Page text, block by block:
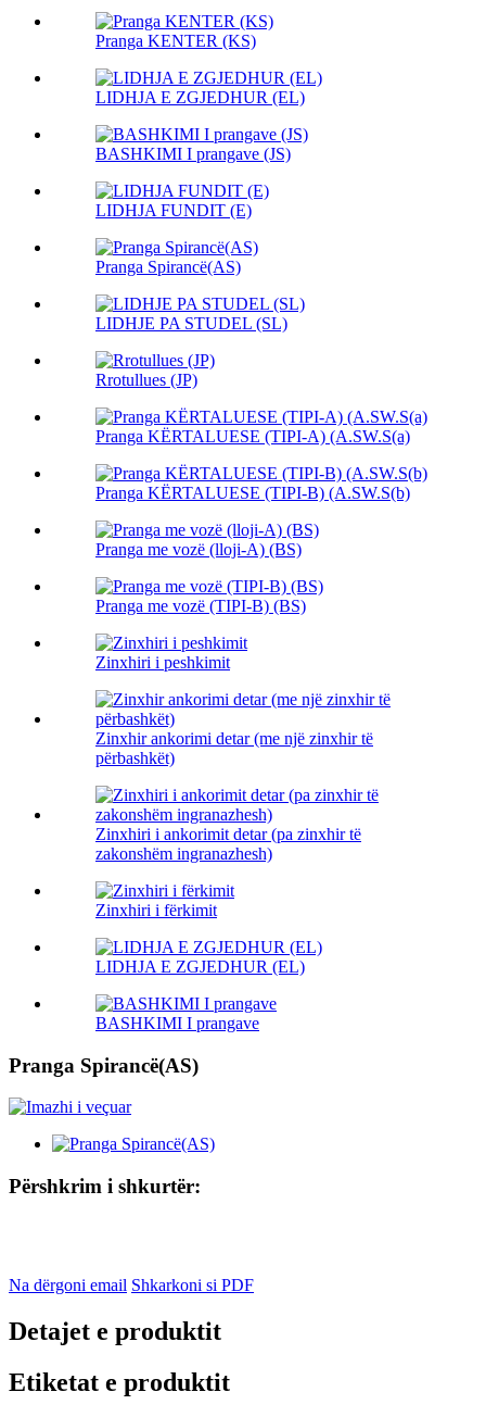
Pranga KENTER (KS)
LIDHJA E ZGJEDHUR (EL)
BASHKIMI I prangave (JS)
LIDHJA FUNDIT (E)
Pranga Spirancë(AS)
LIDHJE PA STUDEL (SL)
Rrotullues (JP)
Pranga KËRTALUESE (TIPI-A) (A.SW.S(a)
Pranga KËRTALUESE (TIPI-B) (A.SW.S(b)
Pranga me vozë (lloji-A) (BS)
Pranga me vozë (TIPI-B) (BS)
Zinxhiri i peshkimit
Zinxhir ankorimi detar (me një zinxhir të
përbashkët)
Zinxhiri i ankorimit detar (pa zinxhir të
zakonshëm ingranazhesh)
Zinxhiri i fërkimit
LIDHJA E ZGJEDHUR (EL)
BASHKIMI I prangave
Pranga Spirancë(AS)
Përshkrim i shkurtër:
Na dërgoni email Shkarkoni si PDF
Detajet e produktit
Etiketat e produktit